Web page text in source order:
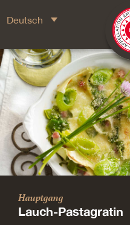
Deutsch
Hauptgang
Lauch-Pastagratin